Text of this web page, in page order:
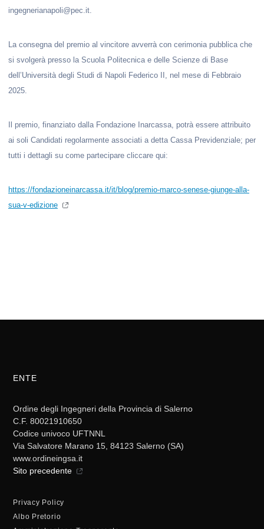
ingegnerianapoli@pec.it.
La consegna del premio al vincitore avverrà con cerimonia pubblica che
si svolgerà presso la Scuola Politecnica e delle Scienze di Base
dell’Università degli Studi di Napoli Federico II, nel mese di Febbraio
2025.
Il premio, finanziato dalla Fondazione Inarcassa, potrà essere attribuito
ai soli Candidati regolarmente associati a detta Cassa Previdenziale; per
tutti i dettagli su come partecipare cliccare qui:
https://fondazioneinarcassa.it/it/blog/premio-marco-senese-giunge-alla-
sua-v-edizione
ENTE
Ordine degli Ingegneri della Provincia di Salerno
C.F. 80021910650
Codice univoco UFTNNL
Via Salvatore Marano 15, 84123 Salerno (SA)
www.ordineingsa.it
Sito precedente
Privacy Policy
Albo Pretorio